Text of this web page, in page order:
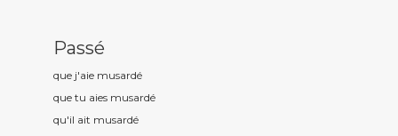
Passé
que j'aie musardé
que tu aies musardé
qu'il ait musardé